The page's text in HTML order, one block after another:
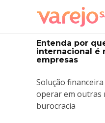
Entenda por
internacional é
empresas
Solução
operar em outras
burocracia